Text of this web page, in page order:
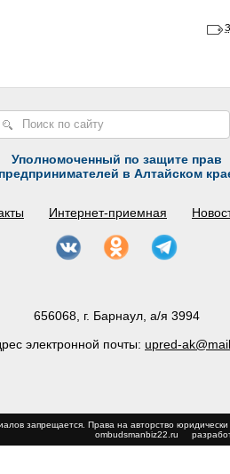
Уполномоченный по защите прав
предпринимателей в Алтайском
Интернет-приемная
656068, г. Барнаул, а/я 3994
электронной почты: upred-
запрещается. Права на авторство
ombudsmanbiz22.ru